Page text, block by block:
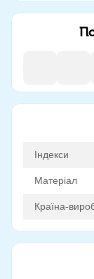
Індекси
Матеріал
Країна-